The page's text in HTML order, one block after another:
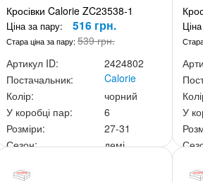
Кросівки Calorie ZC23538-1
Ціна за пару: 516 грн.
Стара ціна за пару: 539 грн.
Артикул ID:
2424802
Постачальник:
Calorie
Колір:
чорний
У коробці пар:
6
Розміри:
27-31
Сезон:
демі
У